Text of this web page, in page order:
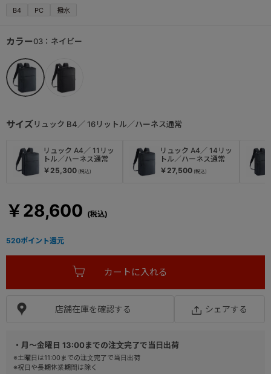
B4 PC 撥水
・月～金曜日 13:00までの注文完了で当日出荷
※土曜日は11:00までの注文完了で当日出荷
※祝日や長期休業期間は除く
￥28,600
サイズリュック B4／ 16リットル／ハーネス通常
リュック A4／ 11リッ
トル／ハーネス通常
￥25,300
リュック A4／ 14リッ
トル／ハーネス通常
￥27,500
カラー03：ネイビー
店舗在庫を確認する シェアする
520ポイント還元